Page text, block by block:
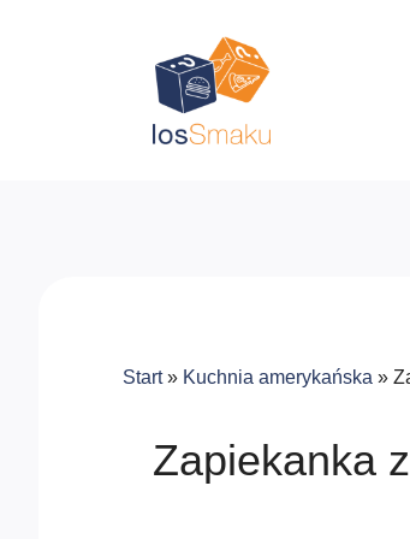
Start» Kuchnia amerykańska »
Zapiekanka